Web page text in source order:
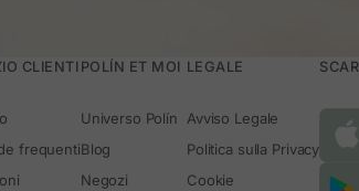
CLIENTI
frequenti
POLÍN ET MOI
Universo Polín
Blog
Negozi
LEGALE
Avviso Legale
Politica sulla Privacy
Cookie